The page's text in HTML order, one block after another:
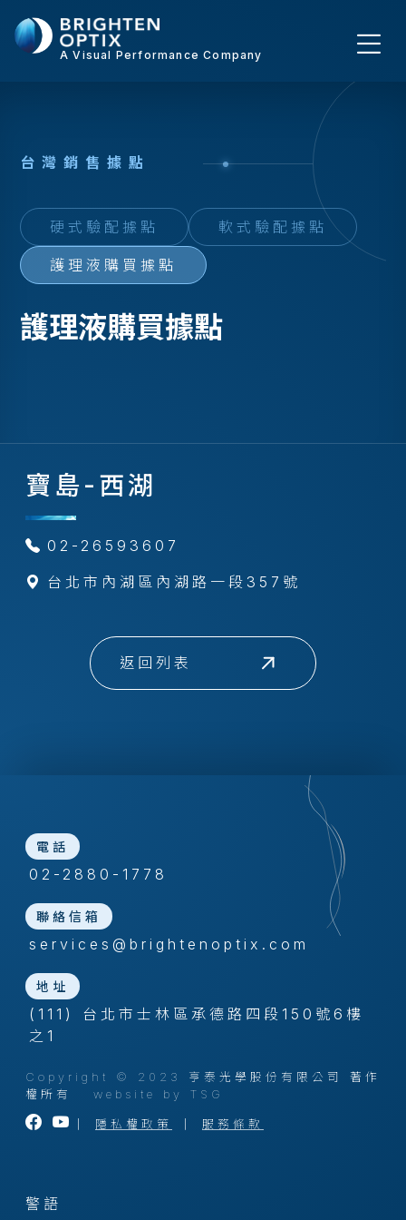
A Visual Performance Company
台灣銷 售據點
硬式驗配據點 軟式驗配據點
護理液購買據點
護理液購買據點
寶島-西湖
02-26593607
台北市內湖區內湖路一段357號
返回列表
電話
02-2880-1778
聯絡信箱
services@brightenoptix.com
地址
(111) 台北市士林區承德路四段150號6樓
之1
Copyright © 2023 亨泰光學股份有限公司 著作
權所有 website by TSG
隱私權政策 服務條款
警語